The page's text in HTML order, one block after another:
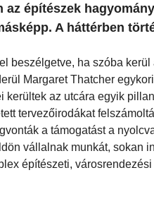
az építészek
A háttérben
beszélgetve, ha szóba
Margaret Thatcher
kerültek az utcára egyik
tervezőirodákat
a támogatást a
vállalnak munkát, sokan
építészeti,